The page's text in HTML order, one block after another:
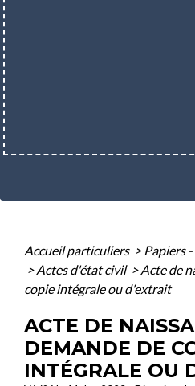
Accueil particuliers > Papiers
> Actes d'état civil > Acte de
copie intégrale ou d'extrait
ACTE DE
DEMANDE DE
INTÉGRALE OU